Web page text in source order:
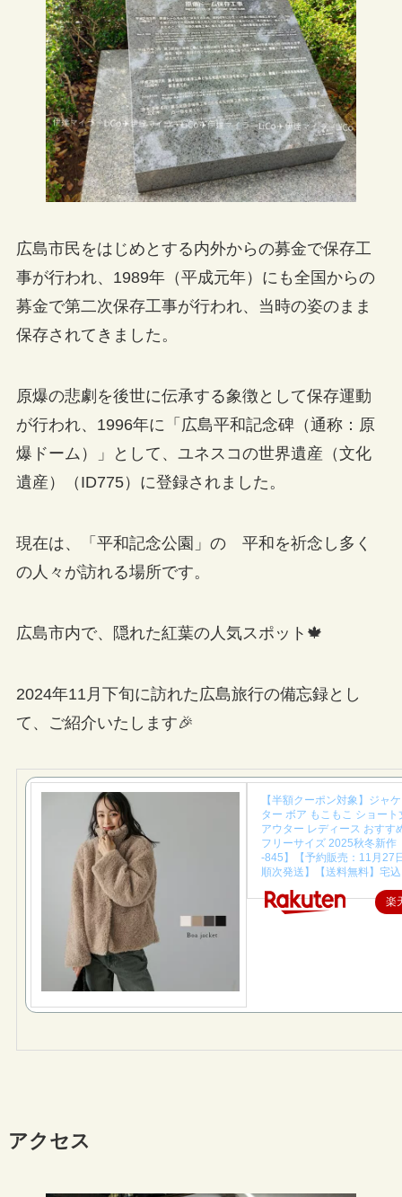
広島市民をはじめとする内外からの募金で保存工
事が行われ、1989年（平成元年）にも全国からの
募金で第二次保存工事が行われ、当時の姿のまま
保存されてきました。
原爆の悲劇を後世に伝承する象徴として保存運動
が行われ、1996年に「広島平和記念碑（通称：原
爆ドーム）」として、ユネスコの世界遺産（文化
遺産）（ID775）に登録されました。
現在は、「平和記念公園」の 平和を祈念し多く
の人々が訪れる場所です。
広島市内で、隠れた紅葉の人気スポット🍁
2024年11月下旬に訪れた広島旅行の備忘録とし
て、ご紹介いたします🎉
【半額クーポン対象】ジャ
ター ボア もこもこ ショート
アウター レディース おすす
フリーサイズ 2025秋冬新作
-845】【予約販売：11月27
順次発送】【送料無料】宅込
楽
アクセス